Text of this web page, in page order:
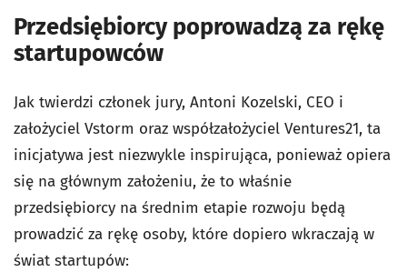
Przedsiębiorcy poprowadzą za rękę
startupowców
Jak twierdzi członek jury, Antoni Kozelski, CEO i
założyciel Vstorm oraz współzałożyciel Ventures21, ta
inicjatywa jest niezwykle inspirująca, ponieważ opiera
się na głównym założeniu, że to właśnie
przedsiębiorcy na średnim etapie rozwoju będą
prowadzić za rękę osoby, które dopiero wkraczają w
świat startupów: